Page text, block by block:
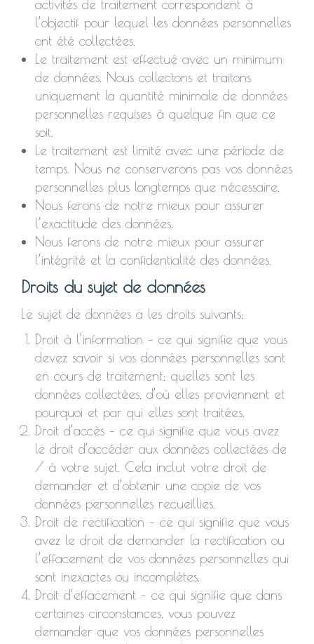
activités de traitement correspondent à
l’objectif pour lequel les données personnelles
ont été collectées.
Le traitement est effectué avec un minimum
de données. Nous collectons et traitons
uniquement la quantité minimale de données
personnelles requises à quelque fin que ce
soit.
Le traitement est limité avec une période de
temps. Nous ne conserverons pas vos données
personnelles plus longtemps que nécessaire.
Nous ferons de notre mieux pour assurer
l’exactitude des données.
Nous ferons de notre mieux pour assurer
l’intégrité et la confidentialité des données.
Droits du sujet de données
Le sujet de données a les droits suivants:
Droit à l’information – ce qui signifie que vous
devez savoir si vos données personnelles sont
en cours de traitement; quelles sont les
données collectées, d’où elles proviennent et
pourquoi et par qui elles sont traitées.
Droit d’accès – ce qui signifie que vous avez
le droit d’accéder aux données collectées de
/ à votre sujet. Cela inclut votre droit de
demander et d’obtenir une copie de vos
données personnelles recueillies.
Droit de rectification – ce qui signifie que vous
avez le droit de demander la rectification ou
l’effacement de vos données personnelles qui
sont inexactes ou incomplètes.
Droit d’effacement – ce qui signifie que dans
certaines circonstances, vous pouvez
demander que vos données personnelles